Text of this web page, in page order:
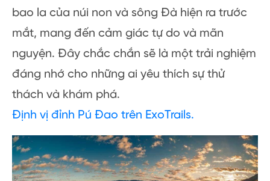
bao la của núi non và sông Đà hiện ra trước
mắt, mang đến cảm giác tự do và mãn
nguyện. Đây chắc chắn sẽ là một trải nghiệm
đáng nhớ cho những ai yêu thích sự thử
thách và khám phá.
Định vị đỉnh Pú Đao trên ExoTrails.